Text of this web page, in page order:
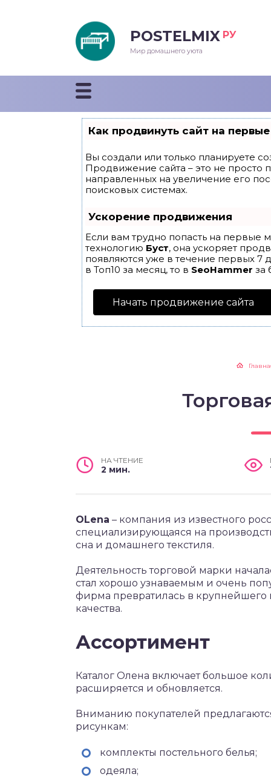
POSTELMIX РУ
Мир домашнего уюта
Как продвинуть сайт на
Вы создали или только планируете
Продвижение сайта – это не просто
направленных на увеличение его
поисковых системах.
Ускорение продвижения
Если вам трудно попасть на первые
технологию Буст, она ускоряет
появляются уже в течение первых 7
в Топ10 за месяц, то в SeoHammer за
Начать продвижение сайта
НА ЧТЕНИЕ
2 мин.
OLena – компания из известного
специализирующаяся на
сна и домашнего текстиля.
Деятельность торговой марки
стал хорошо узнаваемым и очень
фирма превратилась в крупнейшего
качества.
Ассортимент
Каталог Олена включает большое
расширяется и обновляется.
Вниманию покупателей
рисункам:
комплекты постельного белья;
одеяла;